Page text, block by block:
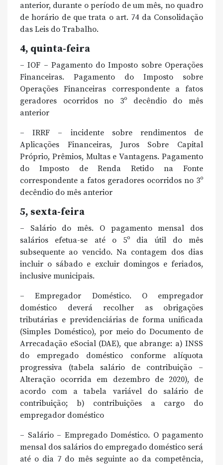
anterior, durante o período de um mês, no quadro
de horário de que trata o art. 74 da Consolidação
das Leis do Trabalho.
4, quinta-feira
– IOF – Pagamento do Imposto sobre Operações
Financeiras. Pagamento do Imposto sobre
Operações Financeiras correspondente a fatos
geradores ocorridos no 3º decêndio do mês
anterior
– IRRF – incidente sobre rendimentos de
Aplicações Financeiras, Juros Sobre Capital
Próprio, Prêmios, Multas e Vantagens. Pagamento
do Imposto de Renda Retido na Fonte
correspondente a fatos geradores ocorridos no 3º
decêndio do mês anterior
5, sexta-feira
– Salário do mês. O pagamento mensal dos
salários efetua-se até o 5º dia útil do mês
subsequente ao vencido. Na contagem dos dias
incluir o sábado e excluir domingos e feriados,
inclusive municipais.
– Empregador Doméstico. O empregador
doméstico deverá recolher as obrigações
tributárias e previdenciárias de forma unificada
(Simples Doméstico), por meio do Documento de
Arrecadação eSocial (DAE), que abrange: a) INSS
do empregado doméstico conforme alíquota
progressiva (tabela salário de contribuição –
Alteração ocorrida em dezembro de 2020), de
acordo com a tabela variável do salário de
contribuição; b) contribuições a cargo do
empregador doméstico
– Salário – Empregado Doméstico. O pagamento
mensal dos salários do empregado doméstico será
até o dia 7 do mês seguinte ao da competência,